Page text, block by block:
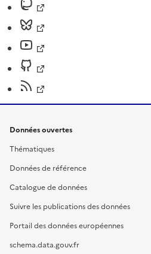
Données ouvertes
Thématiques
Données de référence
Catalogue de données
Suivre les publications des données
Portail des données européennes
schema.data.gouv.fr